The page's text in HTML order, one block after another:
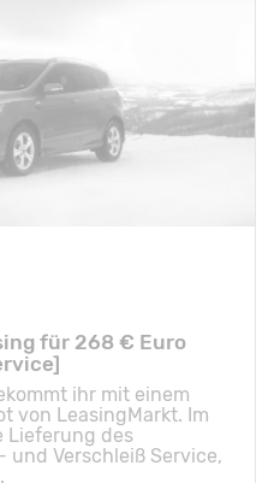
für 268 € Euro
ihr mit einem
von LeasingMarkt. Im
Lieferung des
und Verschleiß Service,